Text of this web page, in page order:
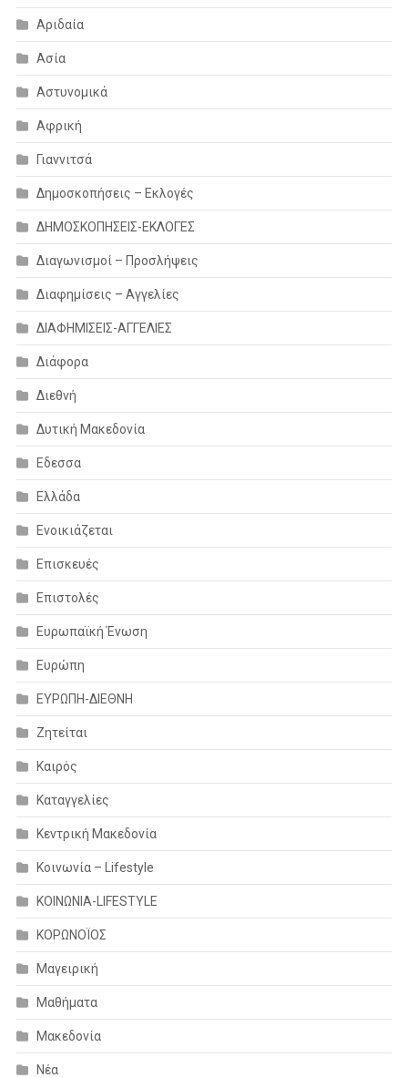
Αριδαία
Ασία
Αστυνομικά
Αφρική
Γιαννιτσά
Δημοσκοπήσεις – Εκλογές
ΔΗΜΟΣΚΟΠΗΣΕΙΣ-ΕΚΛΟΓΕΣ
Διαγωνισμοί – Προσλήψεις
Διαφημίσεις – Αγγελίες
ΔΙΑΦΗΜΙΣΕΙΣ-ΑΓΓΕΛΙΕΣ
Διάφορα
Διεθνή
Δυτική Μακεδονία
Εδεσσα
Ελλάδα
Ενοικιάζεται
Επισκευές
Επιστολές
Ευρωπαϊκή Ένωση
Ευρώπη
ΕΥΡΩΠΗ-ΔΙΕΘΝΗ
Ζητείται
Καιρός
Καταγγελίες
Κεντρική Μακεδονία
Κοινωνία – Lifestyle
ΚΟΙΝΩΝΙΑ-LIFESTYLE
ΚΟΡΩΝΟΪΟΣ
Μαγειρική
Μαθήματα
Μακεδονία
Νέα